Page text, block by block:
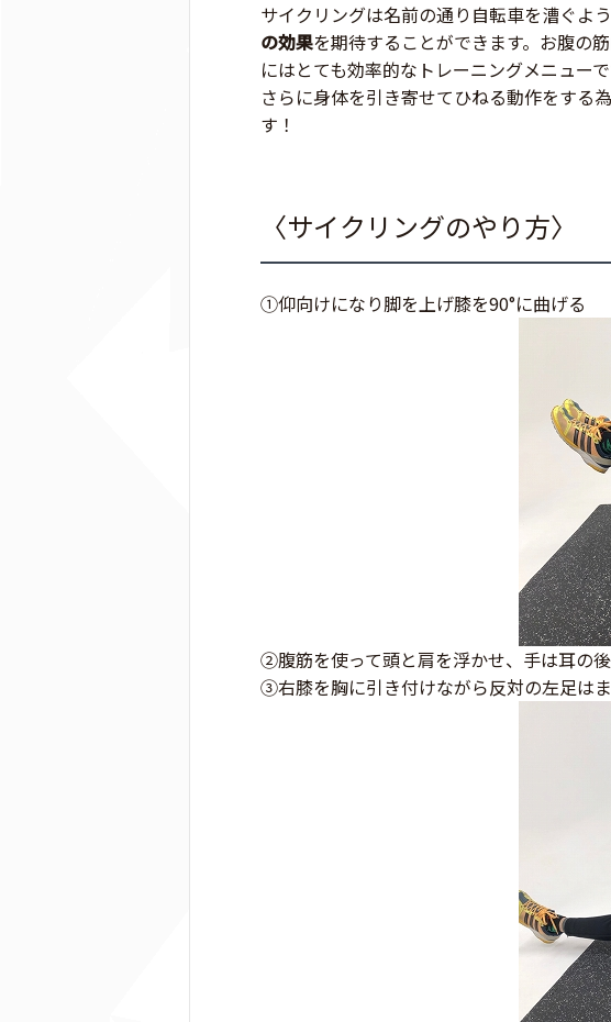
サイクリングは名前の通り自転車を漕ぐよ
の効果を期待することができます。お腹の
にはとても効率的なトレーニングメニューで
さらに身体を引き寄せてひねる動作をする
す！
〈サイクリングのやり方〉
①仰向けになり脚を上げ膝を90°に曲げる
②腹筋を使って頭と肩を浮かせ、手は耳の
③右膝を胸に引き付けながら反対の左足は